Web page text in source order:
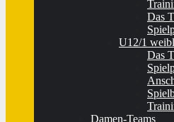
Das
U12/1
Das
Damen-Teams